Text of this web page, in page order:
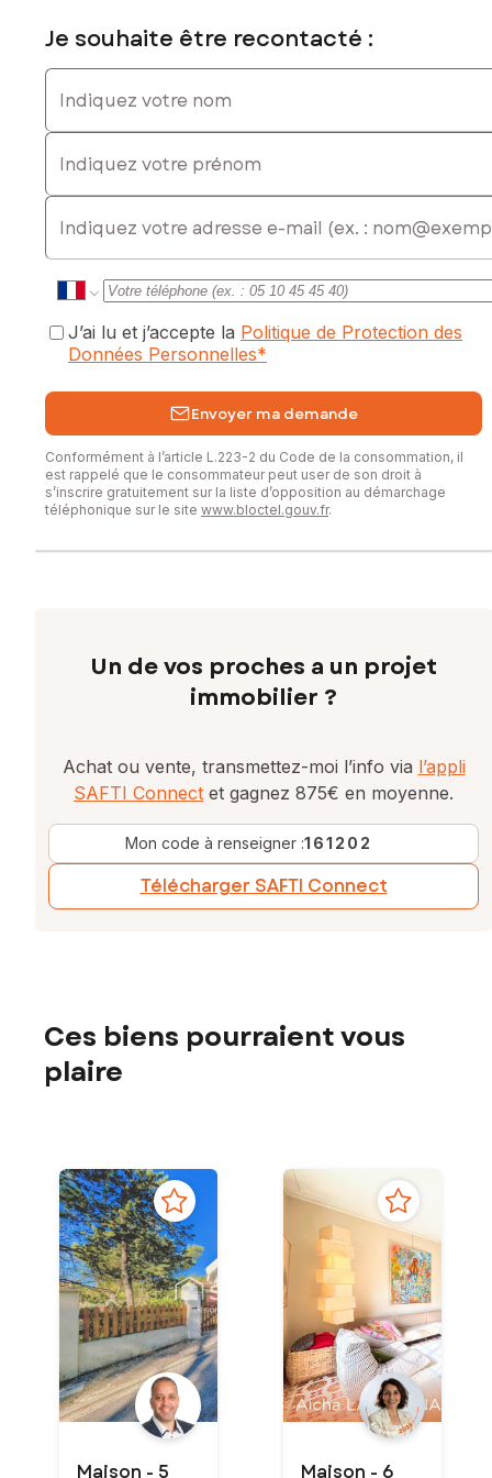
Je souhaite être recontacté :
Indiquez votre nom
Indiquez votre prénom
E-mail
J’ai lu et j’accepte la Politique de Protection des
Données Personnelles*
Envoyer ma demande
Conformément à l’article L.223-2 du Code de la consommation, il
est rappelé que le consommateur peut user de son droit à
s’inscrire gratuitement sur la liste d’opposition au démarchage
téléphonique sur le site www.bloctel.gouv.fr.
Un de vos proches a un projet
immobilier ?
Achat ou vente, transmettez-moi l’info via l’appli
SAFTI Connect et gagnez 875€ en moyenne.
Mon code à renseigner :161202
Télécharger SAFTI Connect
Ces biens pourraient vous
plaire
Maison - 5 Maison - 6